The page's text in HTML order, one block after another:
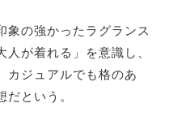
象の強かったラグランス
が着れる」を意識し、
カジュアルでも格のあ
という。